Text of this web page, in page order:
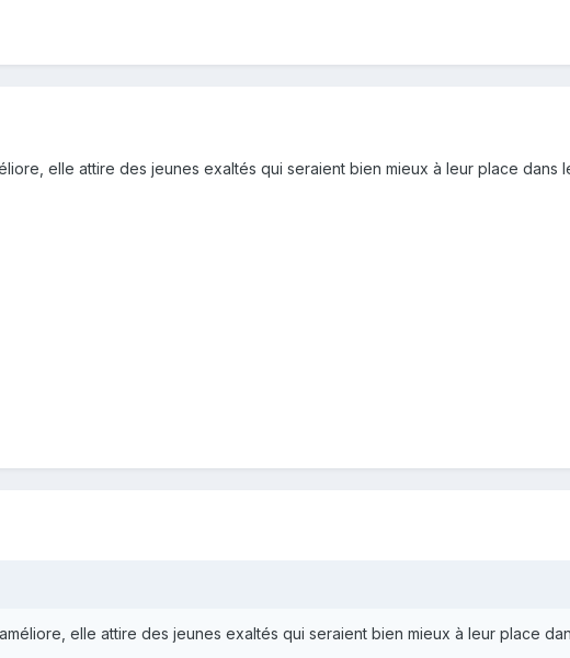
elle attire des jeunes exaltés qui seraient bien mieux à leur place dans
elle attire des jeunes exaltés qui seraient bien mieux à leur place